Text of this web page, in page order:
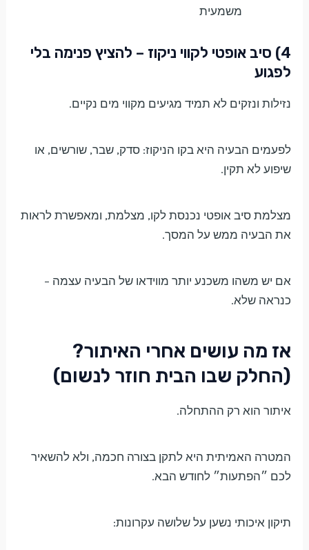
משמעית
4) סיב אופטי לקווי ניקוז – להציץ פנימה בלי
לפגוע
נזילות ונזקים לא תמיד מגיעים מקווי מים נקיים.
לפעמים הבעיה היא בקו הניקוז: סדק, שבר, שורשים, או
שיפוע לא תקין.
מצלמת סיב אופטי נכנסת לקו, מצלמת, ומאפשרת לראות
את הבעיה ממש על המסך.
אם יש משהו משכנע יותר מווידאו של הבעיה עצמה –
כנראה שלא.
אז מה עושים אחרי האיתור?
(החלק שבו הבית חוזר לנשום)
איתור הוא רק ההתחלה.
המטרה האמיתית היא לתקן בצורה חכמה, ולא להשאיר
לכם ״הפתעות״ לחודש הבא.
תיקון איכותי נשען על שלושה עקרונות: